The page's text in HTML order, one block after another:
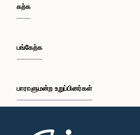
கற்க
பங்கேற்க
பாராளுமன்ற உறுப்பினர்கள்
முதற்பக்கம்